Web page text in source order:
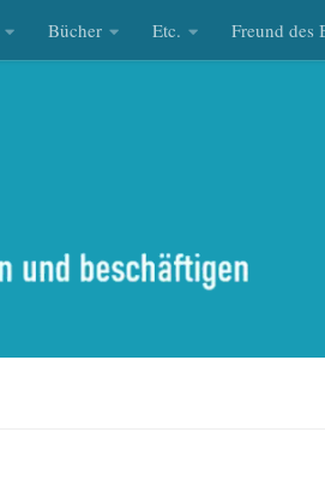
Bücher Etc. Freund des